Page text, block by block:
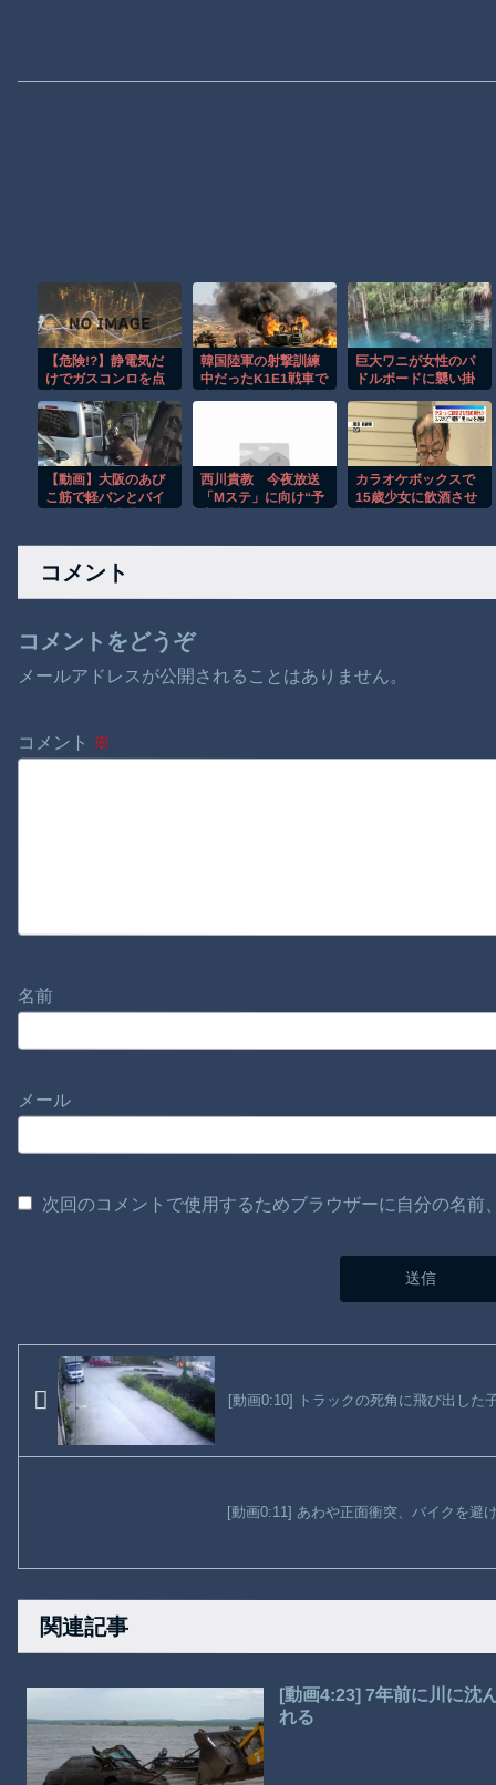
【危険!?】静電気だ
けでガスコンロを点
韓国陸軍の射撃訓練
中だったK1E1戦車で
巨大ワニが女性のパ
ドルボードに襲い掛
【動画】大阪のあび
こ筋で軽バンとバイ
西川貴教 今夜放送
「Mステ」に向け“予
レも着ます！」
カラオケボックスで
15歳少女に飲酒させ
捕 千葉
コメント
コメントをどうぞ
メールアドレスが公開されることはありません。
コメント ※
名前
メール
次回のコメントで使用するためブラウザーに自分の名
[動画0:10] トラックの死角に飛び出した
[動画0:11] あわや正面衝突、バイクを避
関連記事
[動画4:23] 7年前に川に沈
れる